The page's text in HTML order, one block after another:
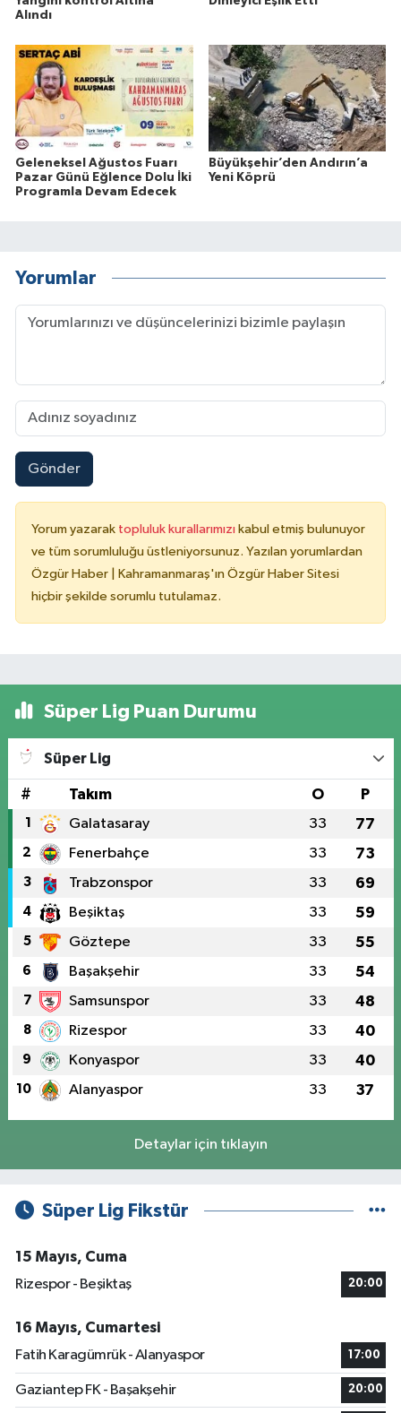
Alındı
Geleneksel Ağustos Fuarı
Pazar Günü Eğlence Dolu İki
Programla Devam Edecek
Büyükşehir’den Andırın’a
Yeni Köprü
Yorumlar
Gönder
Yorum yazarak topluluk kurallarımızı kabul etmiş bulunuyor
ve tüm sorumluluğu üstleniyorsunuz. Yazılan yorumlardan
Özgür Haber | Kahramanmaraş'ın Özgür Haber Sitesi
hiçbir şekilde sorumlu tutulamaz.
Süper Lig Puan Durumu
Süper Lig
# Takım O P
1 Galatasaray 33 77
2 Fenerbahçe 33 73
3 Trabzonspor 33 69
4 Beşiktaş 33 59
5 Göztepe 33 55
6 Başakşehir 33 54
7 Samsunspor 33 48
8 Rizespor 33 40
9 Konyaspor 33 40
10 Alanyaspor 33 37
Detaylar için tıklayın
Süper Lig Fikstür
15 Mayıs, Cuma
Rizespor - Beşiktaş
20:00
16 Mayıs, Cumartesi
Fatih Karagümrük - Alanyaspor
17:00
Gaziantep FK - Başakşehir 20:00